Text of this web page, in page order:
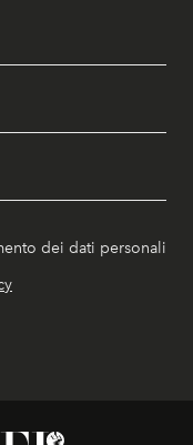
dei dati personali